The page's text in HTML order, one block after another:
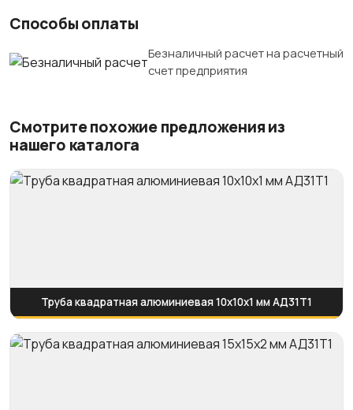
Способы оплаты
Безналичный расчет на расчетный
счет предприятия
Смотрите похожие предложения из
нашего каталога
Труба квадратная алюминиевая 10х10х1 мм АД31Т1